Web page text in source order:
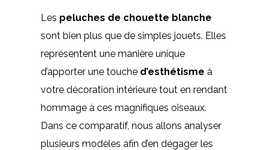
Les peluches de chouette blanche
sont bien plus que de simples jouets. Elles
représentent une manière unique
d’apporter une touche d’esthétisme à
votre décoration intérieure tout en rendant
hommage à ces magnifiques oiseaux.
Dans ce comparatif, nous allons analyser
plusieurs modèles afin d’en dégager les